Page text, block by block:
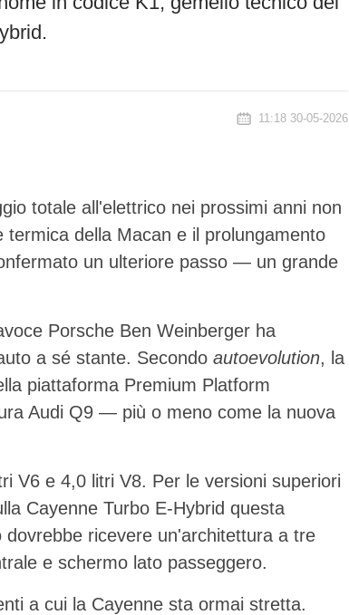
11:18 30-05-2026
totale all'elettrico nei prossimi anni non
della Macan e il prolungamento
un ulteriore passo — un grande
Porsche Ben Weinberger ha
a sé stante. Secondo autoevolution, la
piattaforma Premium Platform
Audi Q9 — più o meno come la nuova
V6 e 4,0 litri V8. Per le versioni superiori
Cayenne Turbo E-Hybrid questa
ricevere un'architettura a tre
e schermo lato passeggero.
a cui la Cayenne sta ormai stretta.